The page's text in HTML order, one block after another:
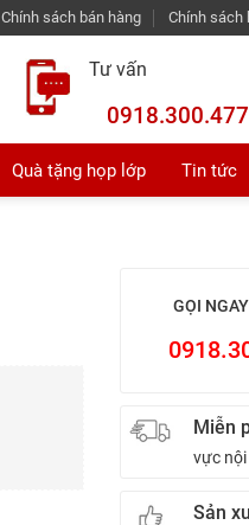
Chính sách bán hàng Chính sách
Tư vấn
0918.300.477
Quà tặng họp lớp Tin tức
GỌI
Miễn
vực
Sản